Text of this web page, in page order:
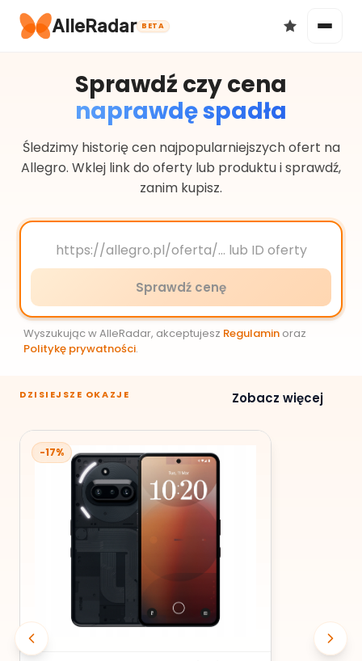
AlleRadar BETA
Okazje
Ulubione
Sprawdź czy cena
naprawdę spadła
Śledzimy historię cen najpopularniejszych ofert na
Allegro. Wklej link do oferty lub produktu i sprawdź,
zanim kupisz.
Sprawdź cenę
Wyszukując w AlleRadar, akceptujesz Regulamin oraz
Politykę prywatności.
DZISIEJSZE OKAZJE Zobacz więcej
-17%